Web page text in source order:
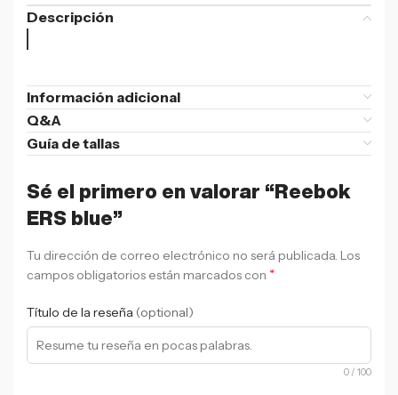
Descripción
Información adicional
Q&A
Guía de tallas
Sé el primero en valorar “Reebok
ERS blue”
Tu dirección de correo electrónico no será publicada. Los
campos obligatorios están marcados con *
Título de la reseña (optional)
0 / 100